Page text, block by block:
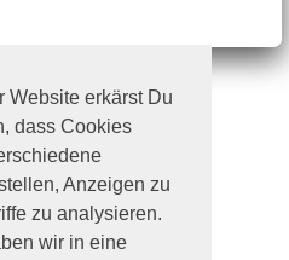
Website erkärst Du
dass Cookies
Anzeigen zu
zu analysieren.
wir in eine
e.V.
MSEBE